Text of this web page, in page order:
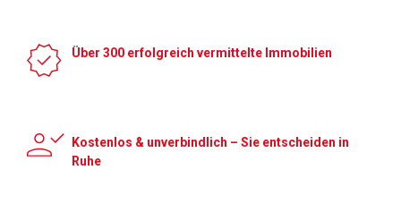
Über 300 erfolgreich vermittelte Immobilien
Kostenlos & unverbindlich – Sie entscheiden in
Ruhe